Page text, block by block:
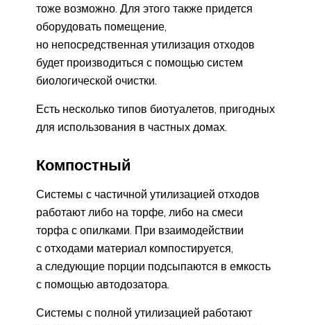
тоже возможно. Для этого также придется
оборудовать помещение,
но непосредственная утилизация отходов
будет производиться с помощью систем
биологической очистки.
Есть несколько типов биотуалетов, пригодных
для использования в частных домах.
Компостный
Системы с частичной утилизацией отходов
работают либо на торфе, либо на смеси
торфа с опилками. При взаимодействии
с отходами материал компостируется,
а следующие порции подсыпаются в емкость
с помощью автодозатора.
Системы с полной утилизацией работают